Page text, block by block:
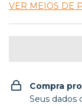
VER MEIOS DE
Compra
Seus dados